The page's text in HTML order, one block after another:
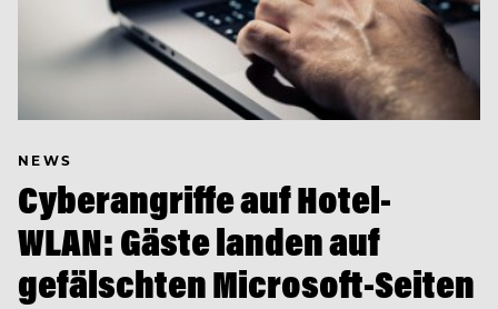
NEWS
Cyberangriffe auf Hotel-
WLAN: Gäste landen auf
gefälschten Microsoft-Seiten